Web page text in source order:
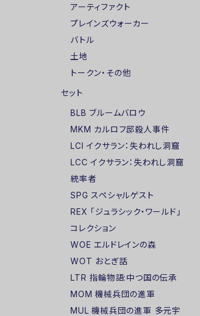
アーティファクト
プレインズウォーカー
バトル
土地
トークン・その他
セット
BLB ブルームバロウ
MKM カルロフ邸殺人事件
LCI イクサラン：失われし洞窟
LCC イクサラン：失われし洞窟
統率者
SPG スペシャルゲスト
REX 「ジュラシック・ワールド」
コレクション
WOE エルドレインの森
WOT おとぎ話
LTR 指輪物語:中つ国の伝承
MOM 機械兵団の進軍
MUL 機械兵団の進軍 多元宇